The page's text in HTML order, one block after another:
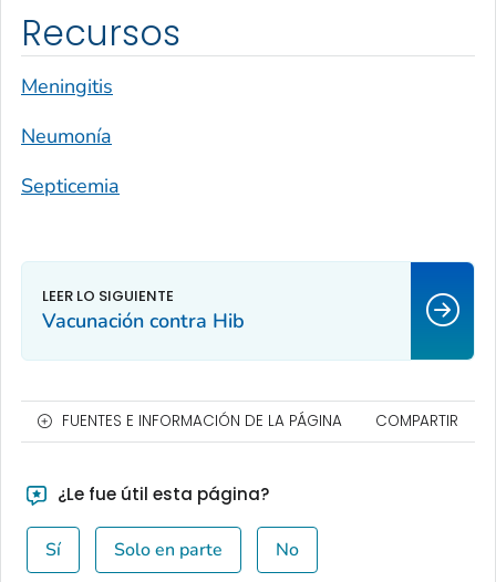
Recursos
Meningitis
Neumonía
Septicemia
Vacunación contra Hib
FUENTES E INFORMACIÓN DE LA PÁGINA COMPARTIR
¿Le fue útil esta página?
Sí Solo en parte No